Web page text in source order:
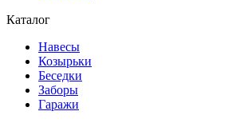
Каталог
Навесы
Козырьки
Беседки
Заборы
Гаражи